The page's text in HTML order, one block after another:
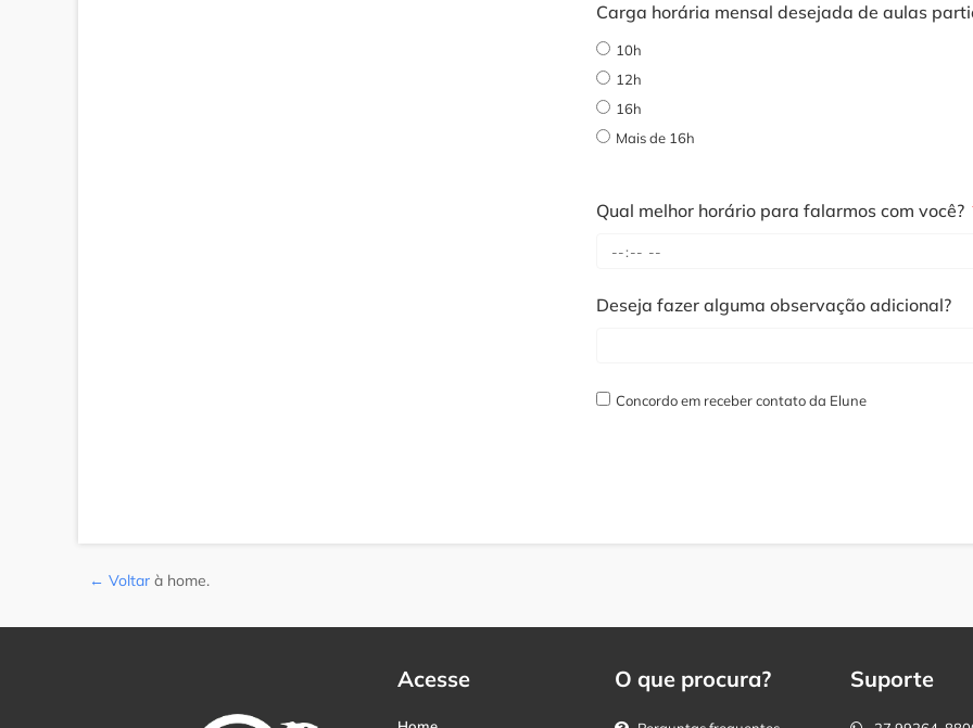
Carga horária mensal desejada de aulas
10h
12h
16h
Mais de 16h
Qual melhor horário para falarmos com você?
Deseja fazer alguma observação adicional?
Concordo em receber contato da Elune
← Voltar à home.
Acesse O que procura? Suporte